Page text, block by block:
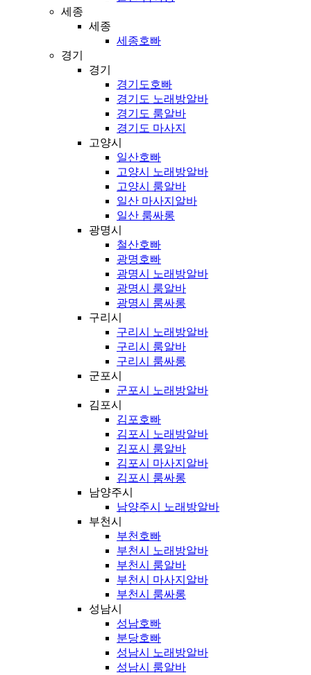
세종
세종
세종호빠
경기
경기
경기도호빠
경기도 노래방알바
경기도 룸알바
경기도 마사지
고양시
일산호빠
고양시 노래방알바
고양시 룸알바
일산 마사지알바
일산 룸싸롱
광명시
철산호빠
광명호빠
광명시 노래방알바
광명시 룸알바
광명시 룸싸롱
구리시
구리시 노래방알바
구리시 룸알바
구리시 룸싸롱
군포시
군포시 노래방알바
김포시
김포호빠
김포시 노래방알바
김포시 룸알바
김포시 마사지알바
김포시 룸싸롱
남양주시
남양주시 노래방알바
부천시
부천호빠
부천시 노래방알바
부천시 룸알바
부천시 마사지알바
부천시 룸싸롱
성남시
성남호빠
분당호빠
성남시 노래방알바
성남시 룸알바